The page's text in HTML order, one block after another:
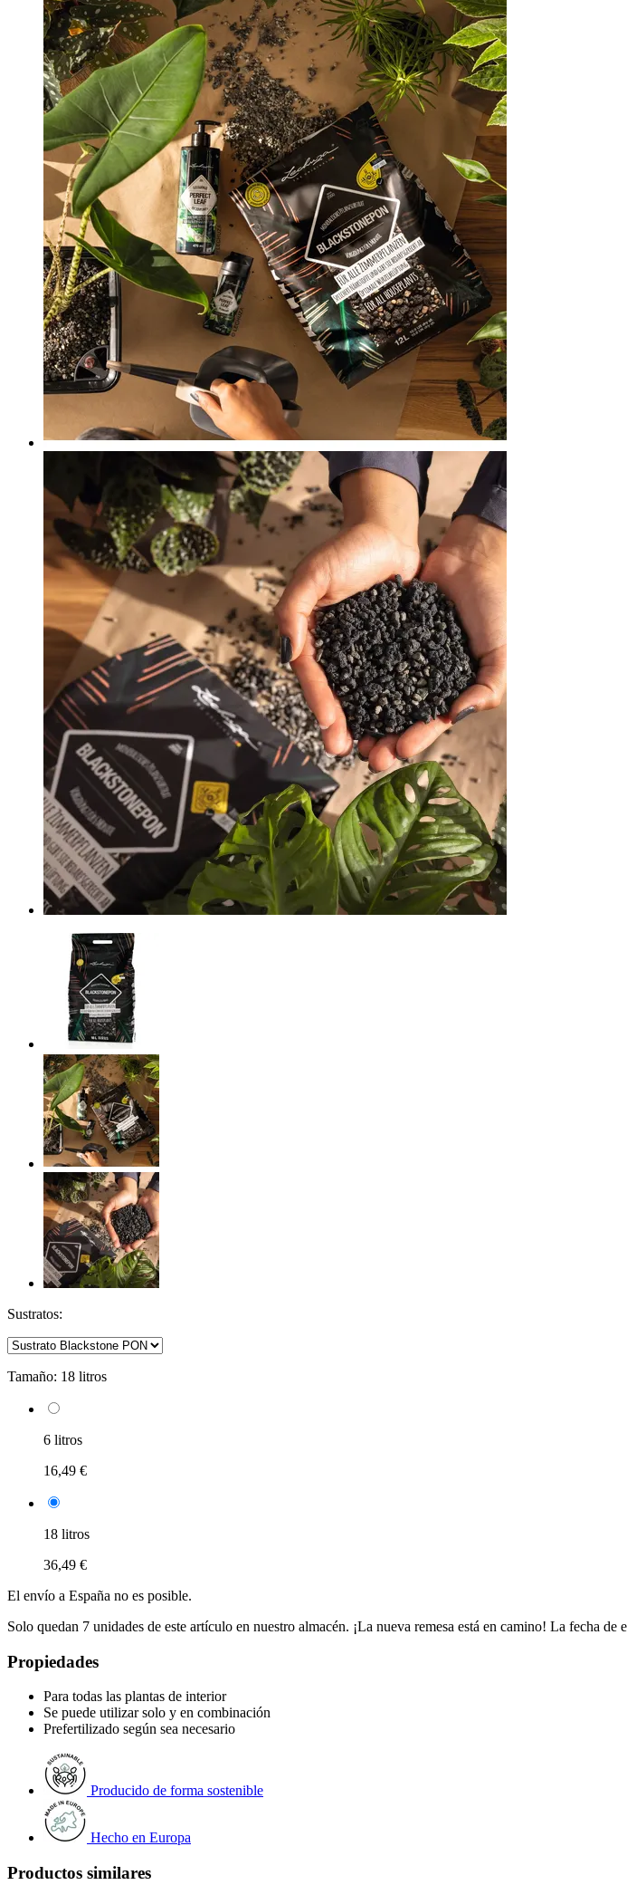
Sustratos:
Tamaño: 18 litros
6 litros
16,49 €
18 litros
36,49 €
El envío a España no es posible.
Solo quedan 7 unidades de este artículo en nuestro almacén. ¡La nueva remesa está en camino! La fecha
Propiedades
Para todas las plantas de interior
Se puede utilizar solo y en combinación
Prefertilizado según sea necesario
Producido de forma sostenible
Hecho en Europa
Productos similares